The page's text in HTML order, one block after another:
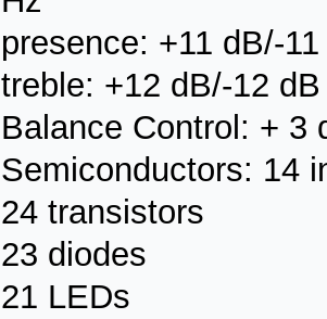
presence: +11 dB/-
treble: +12 dB/-12
Balance Control: + 3
Semiconductors: 14
24 transistors
23 diodes
21 LEDs